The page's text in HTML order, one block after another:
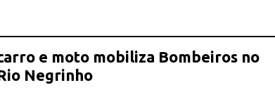
e moto mobiliza Bombeiros no
Negrinho